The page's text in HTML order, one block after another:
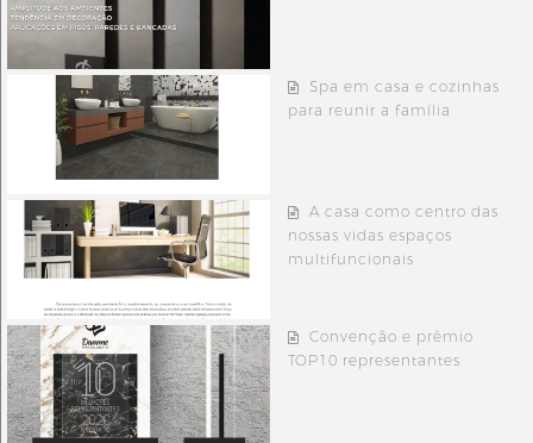
Spa em casa e cozinhas
para reunir a família
A casa como centro das
nossas vidas espaços
multifuncionais
Convenção e prêmio
TOP10 representantes